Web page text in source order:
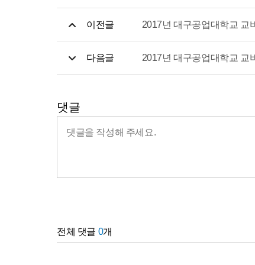
이전글 2017년 대구공업대학교 교
다음글 2017년 대구공업대학교 교
댓글
전체 댓글 0개